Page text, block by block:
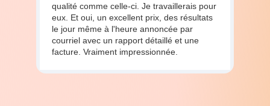
qualité comme celle-ci. Je travaillerais pour
eux. Et oui, un excellent prix, des résultats
le jour même à l'heure annoncée par
courriel avec un rapport détaillé et une
facture. Vraiment impressionnée.